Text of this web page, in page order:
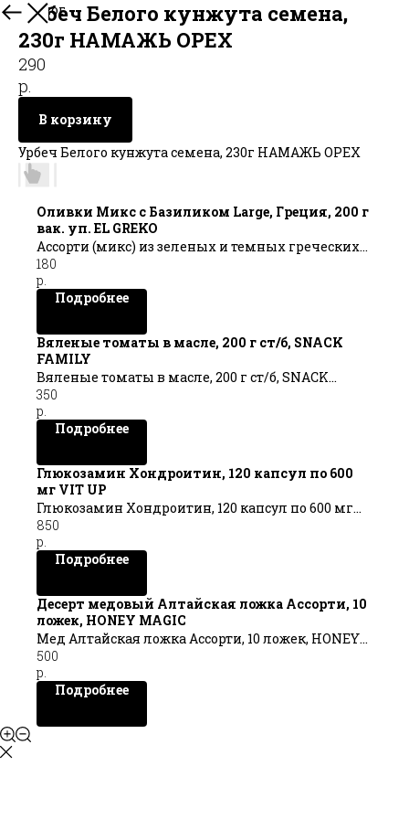
В каталог
Урбеч Белого кунжута семена,
230г НАМАЖЬ ОРЕХ
290
р.
В корзину
Урбеч Белого кунжута семена, 230г НАМАЖЬ ОРЕХ
Оливки Микс с Базиликом Large, Греция, 200 г
вак. уп. EL GREKO
Ассорти (микс) из зеленых и темных греческих
оливок позволит Вам насладиться
разнообразием вкусов и ароматов, а для
новичков - определиться со своими любимыми
180
р.
Подробнее
Вяленые томаты в масле, 200 г ст/б, SNACK
FAMILY
Вяленые томаты в масле, 200 г ст/б, SNACK
FAMILY
350
р.
Подробнее
Глюкозамин Хондроитин, 120 капсул по 600
мг VIT UP
Глюкозамин Хондроитин, 120 капсул по 600 мг
VIT UP
850
р.
Подробнее
Десерт медовый Алтайская ложка Ассорти, 10
ложек, HONEY MAGIC
Мед Алтайская ложка Ассорти, 10 ложек, HONEY
MAGIC
500
р.
Подробнее